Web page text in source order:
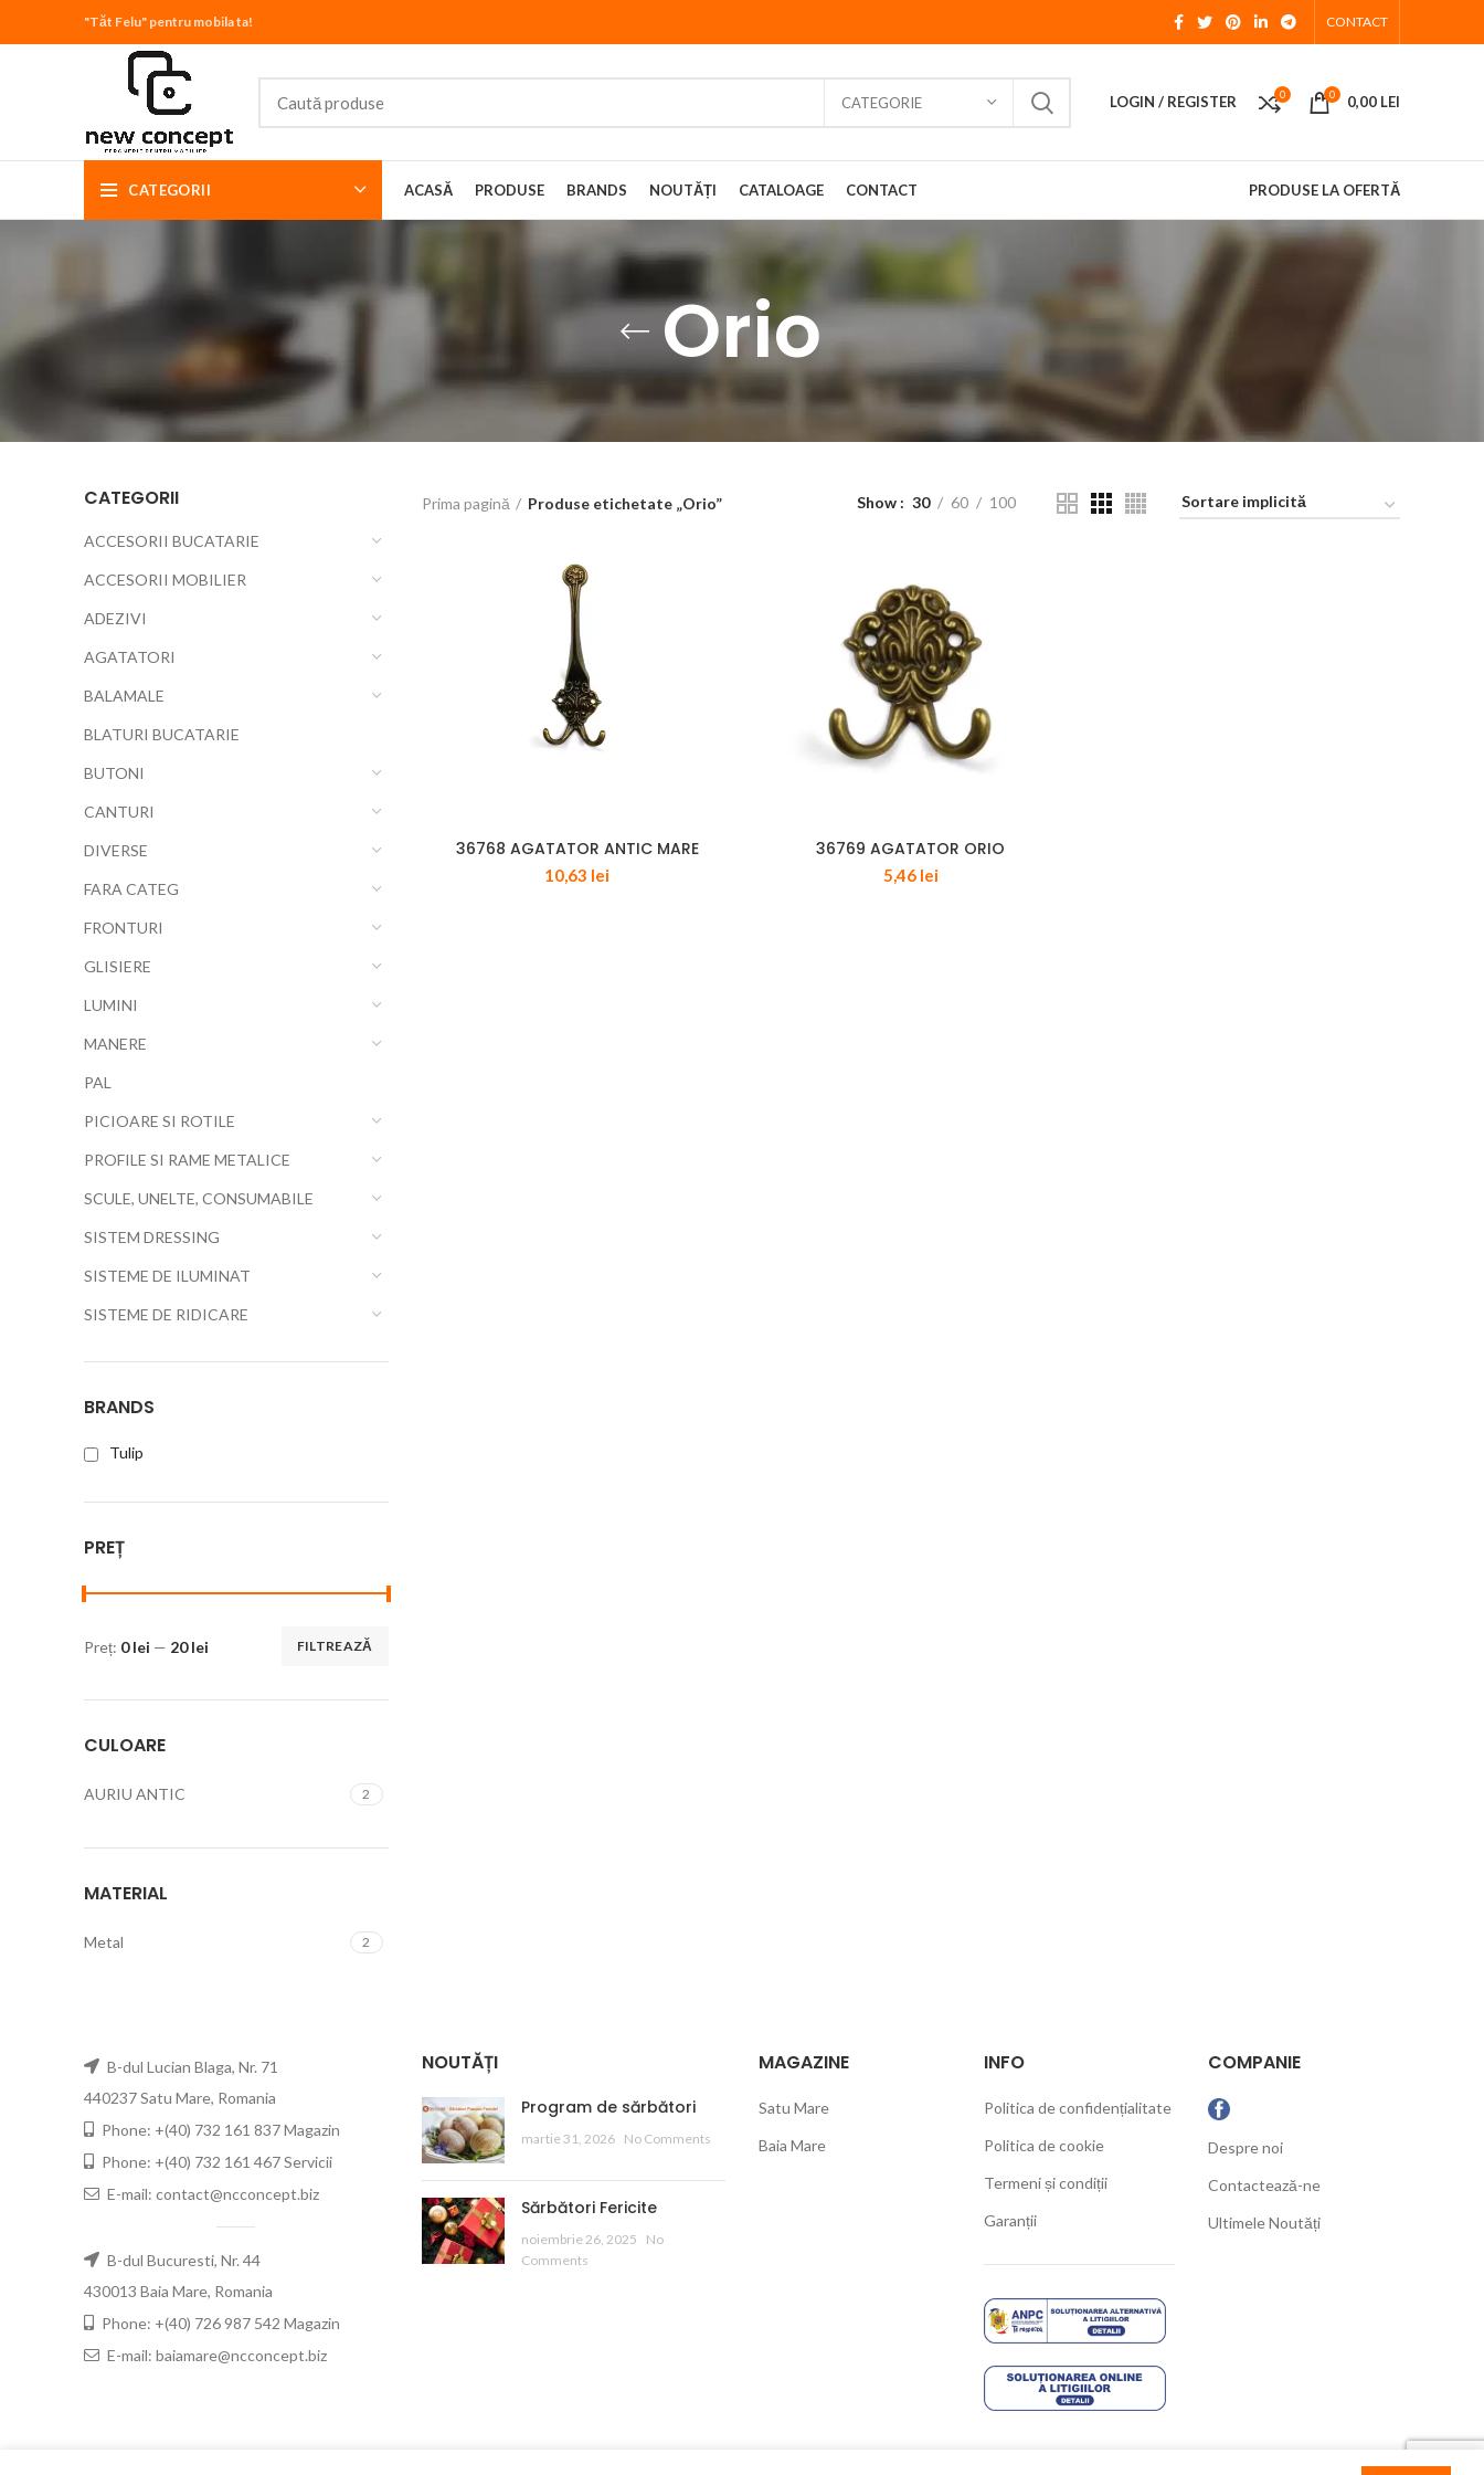
"Tăt Felu" pentru mobila ta! CONTACT
CATEGORIE LOGIN / REGISTER 0 0 0,00 LEI
CATEGORII ACASĂ PRODUSE BRANDS NOUTĂȚI CATALOAGE CONTACT PRODUSE LA OFERTĂ
Orio
CATEGORII
ACCESORII BUCATARIE
ACCESORII MOBILIER
ADEZIVI
AGATATORI
BALAMALE
BLATURI BUCATARIE
BUTONI
CANTURI
DIVERSE
FARA CATEG
FRONTURI
GLISIERE
LUMINI
MANERE
PAL
PICIOARE SI ROTILE
PROFILE SI RAME METALICE
SCULE, UNELTE, CONSUMABILE
SISTEM DRESSING
SISTEME DE ILUMINAT
SISTEME DE RIDICARE
BRANDS
Tulip
PREȚ
FILTREAZĂ
Preț: 0 lei — 20 lei
CULOARE
AURIU ANTIC 2
MATERIAL
Metal 2
Prima pagină Produse etichetate „Orio” Show 30 60 100
36768 AGATATOR ANTIC MARE
10,63 lei
36769 AGATATOR ORIO
5,46 lei
B-dul Lucian Blaga, Nr. 71
440237 Satu Mare, Romania
Phone: +(40) 732 161 837 Magazin
Phone: +(40) 732 161 467 Servicii
E-mail: contact@ncconcept.biz
B-dul Bucuresti, Nr. 44
430013 Baia Mare, Romania
Phone: +(40) 726 987 542 Magazin
E-mail: baiamare@ncconcept.biz
NOUTĂȚI
Program de sărbători
martie 31, 2026 No Comments
Sărbători Fericite
noiembrie 26, 2025
No
Comments
MAGAZINE
Satu Mare
Baia Mare
INFO
Politica de confidențialitate
Politica de cookie
Termeni și condiții
Garanții
COMPANIE
Despre noi
Contactează-ne
Ultimele Noutăți